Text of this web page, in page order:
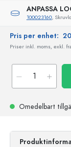
ANPASSA
100023160,
Pris per enhet:
Priser inkl. moms, exkl.
Omedelbart